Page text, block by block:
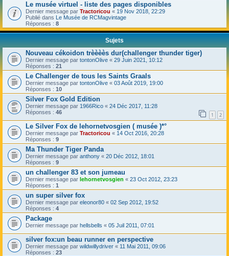
e
Le musée virtuel - liste des pages disponibles
Dernier message par Tractoricou « 19 Nov 2018, 22:29
Publié dans Le Musée de RCMagvintage
Réponses : 8
Sujets
Nouveau cékoidon trèèèès dur(challenger thunder tiger)
Dernier message par tontonOlive « 29 Juin 2021, 10:12
Réponses : 21
Le Challenger de tous les Saints Graals
Dernier message par tontonOlive « 03 Août 2019, 19:00
Réponses : 10
Silver Fox Gold Edition
Dernier message par 1966Rico « 24 Déc 2017, 11:28
Réponses : 46 1 2
Le Silver Fox de lehornetvosgien ( musée )*°
Dernier message par Tractoricou « 14 Oct 2016, 20:28
Réponses : 9
Ma Thunder Tiger Panda
Dernier message par anthony « 20 Déc 2012, 18:01
Réponses : 9
un challenger 83 et son jumeau
Dernier message par lehornetvosgien « 23 Oct 2012, 23:23
Réponses : 1
un super silver fox
Dernier message par eleonor80 « 02 Sep 2012, 19:52
Réponses : 4
Package
Dernier message par hellsbells « 05 Juil 2011, 07:01
silver fox:un beau runner en perspective
Dernier message par wildwillydriver « 11 Mai 2011, 09:06
Réponses : 23